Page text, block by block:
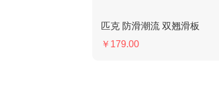
匹克 防滑潮流 双翘滑板
￥179.00